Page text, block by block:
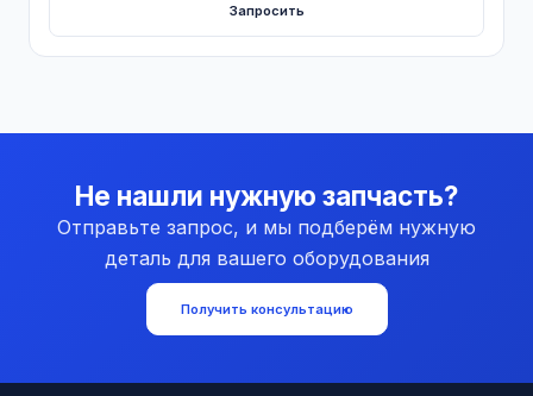
Запросить
Не нашли нужную запчасть?
Отправьте запрос, и мы подберём нужную
деталь для вашего оборудования
Получить консультацию